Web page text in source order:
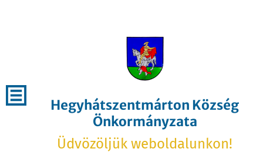
Hegyhátszentmárton Község
Önkormányzata
Üdvözöljük weboldalunkon!